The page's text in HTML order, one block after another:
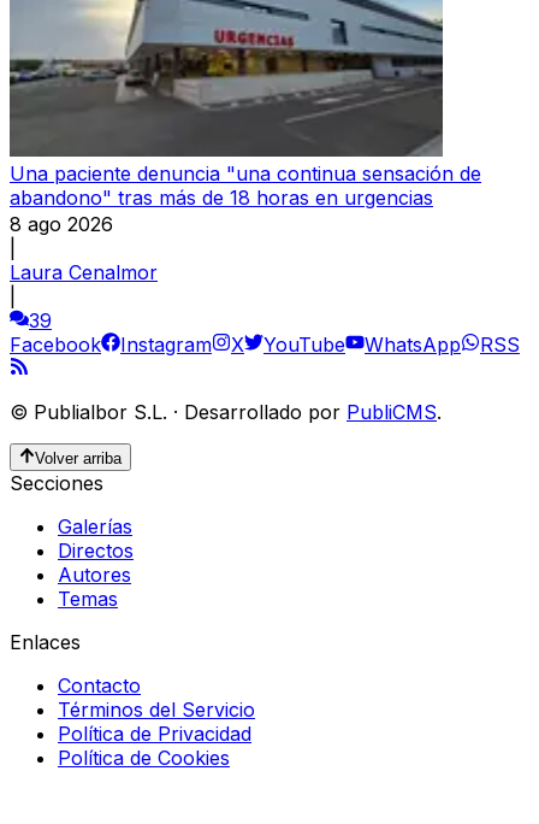
Una paciente denuncia "una continua sensación de
abandono" tras más de 18 horas en urgencias
8 ago 2026
Laura Cenalmor
39
Facebook
Instagram X YouTube WhatsApp RSS
© Publialbor S.L. · Desarrollado por PubliCMS.
Volver arriba
Secciones
Galerías
Directos
Autores
Temas
Enlaces
Contacto
Términos del Servicio
Política de Privacidad
Política de Cookies